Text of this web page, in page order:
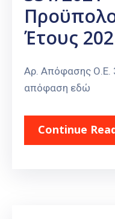
Έτους
Αρ. Απόφασης Ο.Ε.
απόφαση εδώ
Continue